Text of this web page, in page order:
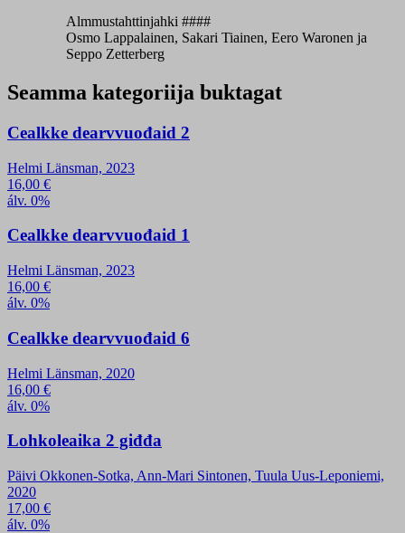
Almmustahttinjahki ####
Osmo Lappalainen, Sakari Tiainen, Eero Waronen ja
Seppo Zetterberg
Seamma kategoriija buktagat
Cealkke dearvvuođaid 2
Helmi Länsman, 2023
16,00 €
álv. 0%
Cealkke dearvvuođaid 1
Helmi Länsman, 2023
16,00 €
álv. 0%
Cealkke dearvvuođaid 6
Helmi Länsman, 2020
16,00 €
álv. 0%
Lohkoleaika 2 giđđa
Päivi Okkonen-Sotka, Ann-Mari Sintonen, Tuula Uus-Leponiemi,
2020
17,00 €
álv. 0%